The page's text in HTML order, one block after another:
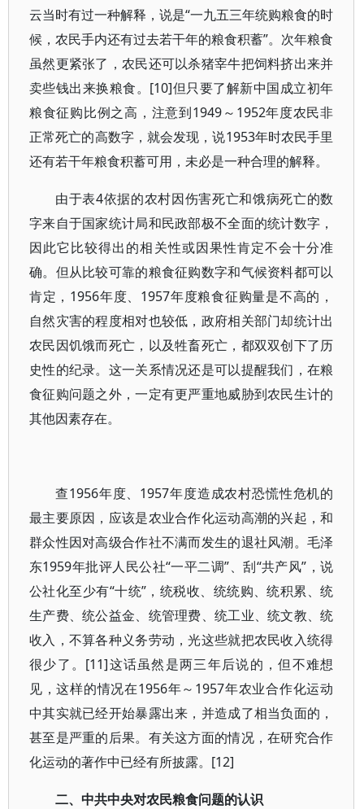
云当时有过一种解释，说是“一九五三年统购粮食的时
候，农民手内还有过去若干年的粮食积蓄”。次年粮食
虽然更紧张了，农民还可以杀猪宰牛把饲料挤出来并
卖些钱出来换粮食。 [10]但只要了解新中国成立初年
粮食征购比例之高，注意到1949～ 1952年度农民非
正常死亡的高数字，就会发现，说1953年时农民手里
还有若干年粮食积蓄可用，未必是一种合理的解释。
由于表4依据的农村因伤害死亡和饿病死亡的数
字来自于国家统计局和民政部极不全面的统计数字，
因此它比较得出的相关性或因果性肯定不会十分准
确。但从比较可靠的粮食征购数字和气候资料都可以
肯定， 1956年度、 1957年度粮食征购量是不高的，
自然灾害的程度相对也较低，政府相关部门却统计出
农民因饥饿而死亡，以及牲畜死亡，都双双创下了历
史性的纪录。这一关系情况还是可以提醒我们，在粮
食征购问题之外，一定有更严重地威胁到农民生计的
其他因素存在。
查1956年度、 1957年度造成农村恐慌性危机的
最主要原因，应该是农业合作化运动高潮的兴起，和
群众性因对高级合作社不满而发生的退社风潮。毛泽
东1959年批评人民公社“一平二调”、刮“共产风”，说
公社化至少有“十统”，统税收、统统购、统积累、统
生产费、统公益金、统管理费、统工业、统文教、统
收入，不算各种义务劳动，光这些就把农民收入统得
很少了。 [11]这话虽然是两三年后说的，但不难想
见，这样的情况在1956年～ 1957年农业合作化运动
中其实就已经开始暴露出来，并造成了相当负面的，
甚至是严重的后果。有关这方面的情况，在研究合作
化运动的著作中已经有所披露。 [12]
二、中共中央对农民粮食问题的认识